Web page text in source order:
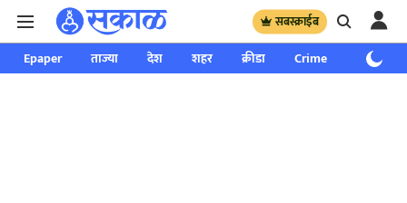
सबस्क्राईब
Epaper ताज्या देश शहर क्रीडा Crime साप्ताहिक